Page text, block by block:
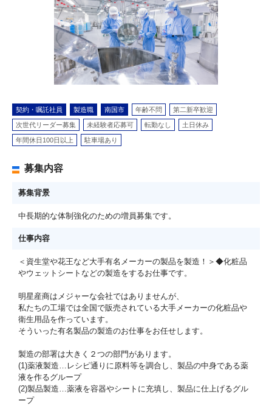
契約・嘱託社員 製造職 南国市 年齢不問 第二新卒歓迎
次世代リーダー募集 未経験者応募可 転勤なし 土日休み
年間休日100日以上 駐車場あり
募集内容
募集背景
中長期的な体制強化のための増員募集です。
仕事内容
＜資生堂や花王など大手有名メーカーの製品を製造！＞◆化粧品
やウェットシートなどの製造をするお仕事です。
明星産商はメジャーな会社ではありませんが、
私たちの工場では全国で販売されている大手メーカーの化粧品や
衛生用品を作っています。
そういった有名製品の製造のお仕事をお任せします。
製造の部署は大きく２つの部門があります。
(1)薬液製造…レシピ通りに原料等を調合し、製品の中身である薬
液を作るグループ
(2)製品製造…薬液を容器やシートに充填し、製品に仕上げるグル
ープ